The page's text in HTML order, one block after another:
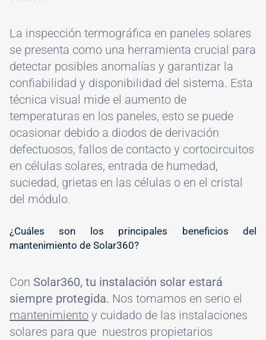
La inspección termográfica en paneles solares
se presenta como una herramienta crucial para
detectar posibles anomalías y garantizar la
confiabilidad y disponibilidad del sistema. Esta
técnica visual mide el aumento de
temperaturas en los paneles, esto se puede
ocasionar debido a diodos de derivación
defectuosos, fallos de contacto y cortocircuitos
en células solares, entrada de humedad,
suciedad, grietas en las células o en el cristal
del módulo.
#
¿Cuáles son los principales beneficios del
mantenimiento de Solar360?
Con Solar360, tu instalación solar estará
siempre protegida. Nos tomamos en serio el
mantenimiento y cuidado de las instalaciones
solares para que nuestros propietarios